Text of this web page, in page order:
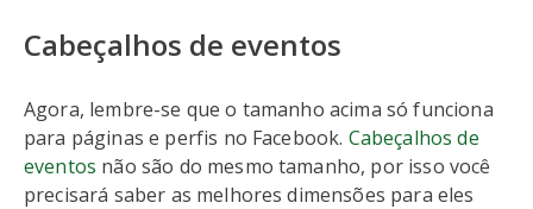
Cabeçalhos de eventos
Agora, lembre-se que o tamanho acima só funciona
para páginas e perfis no Facebook. Cabeçalhos de
eventos não são do mesmo tamanho, por isso você
precisará saber as melhores dimensões para eles